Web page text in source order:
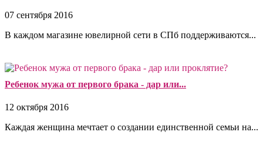
07 сентября 2016
В каждом магазине ювелирной сети в СПб поддерживаются...
Ребенок мужа от первого брака - дар или...
12 октября 2016
Каждая женщина мечтает о создании единственной семьи на...